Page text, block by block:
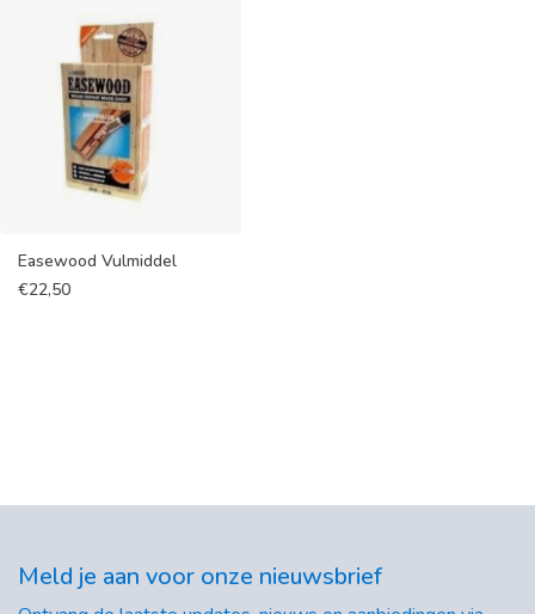
Easewood Vulmiddel
€22,50
Meld je aan voor onze nieuwsbrief